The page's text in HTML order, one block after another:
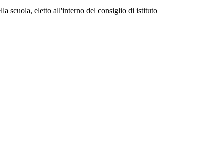
scuola, eletto all'interno del consiglio di istituto